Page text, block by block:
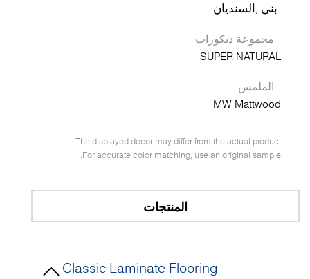
بني السنديان
مجموعة ديكورات
SUPER NATURAL
الملمس
MW Mattwood
The displayed decor may differ from the actual product.
For accurate color matching, use an original sample.
المنتجات
Classic Laminate Flooring